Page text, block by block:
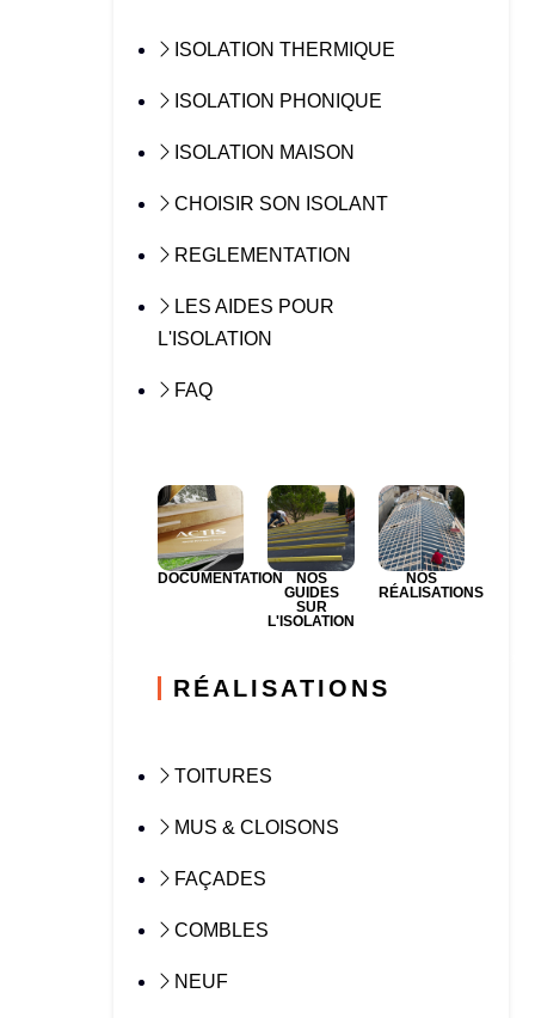
ISOLATION THERMIQUE
ISOLATION PHONIQUE
ISOLATION MAISON
CHOISIR SON ISOLANT
REGLEMENTATION
LES AIDES POUR
L'ISOLATION
FAQ
DOCUMENTATION
NOS
GUIDES
SUR
L'ISOLATION
NOS
RÉALISATIONS
RÉALISATIONS
TOITURES
MUS & CLOISONS
FAÇADES
COMBLES
NEUF